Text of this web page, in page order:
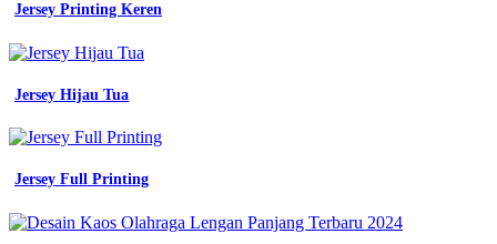
Hem
-
Olahraga
Kuning
Baju
Pdh
Mpk
-
Jersey Printing Keren
Jersey Hijau Tua
Jersey Full Printing